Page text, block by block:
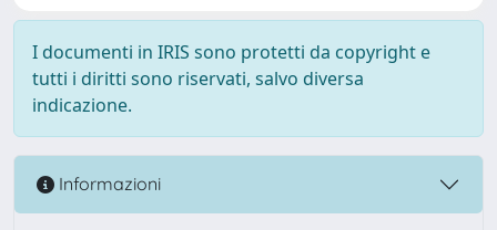
I documenti in IRIS sono protetti da copyright e
tutti i diritti sono riservati, salvo diversa
indicazione.
Informazioni